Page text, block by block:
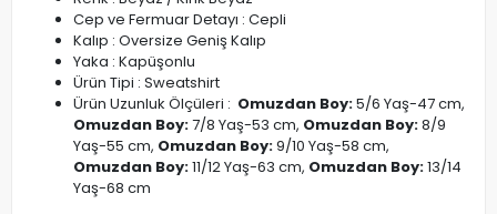
Cep ve Fermuar Detayı : Cepli
Kalıp : Oversize Geniş Kalıp
Yaka : Kapüşonlu
Ürün Tipi : Sweatshirt
Ürün Uzunluk Ölçüleri : Omuzdan Boy:5/6 Yaş-47 cm,
Omuzdan Boy:7/8 Yaş-53 cm, Omuzdan Boy:8/9
Yaş-55 cm, Omuzdan Boy:9/10 Yaş-58 cm,
Omuzdan Boy:11/12 Yaş-63 cm, Omuzdan Boy:13/14
Yaş-68 cm